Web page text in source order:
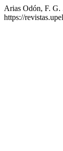
Arias Odón, F.
https://